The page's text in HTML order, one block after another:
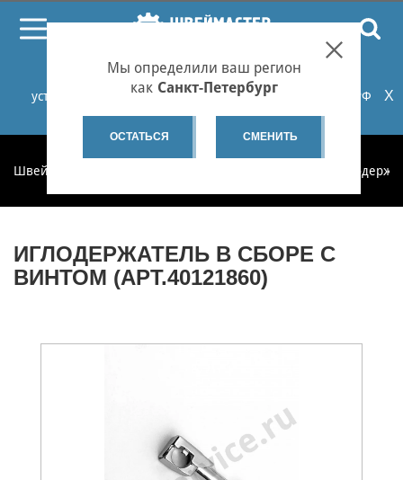
При проблемах с онлайн-оплатой заказов на сайте
установите российские сертификаты НУЦ Минцифры РФ
или используйте Яндекс.Браузер.Подробнее...
X
Мы определили ваш регион
как Санкт-Петербург
ОСТАТЬСЯ СМЕНИТЬ
Швеймастер
ИГЛОДЕРЖАТЕЛЬ В СБОРЕ С
ВИНТОМ (АРТ.40121860)